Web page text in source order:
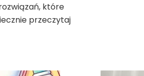
które
przeczytaj